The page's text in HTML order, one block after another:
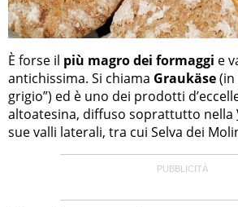
È forse il più magro dei formaggi e
antichissima. Si chiama Graukäse(in
grigio”) ed è uno dei prodotti
altoatesina, diffuso soprattutto nella
sue valli laterali, tra cui Selva dei